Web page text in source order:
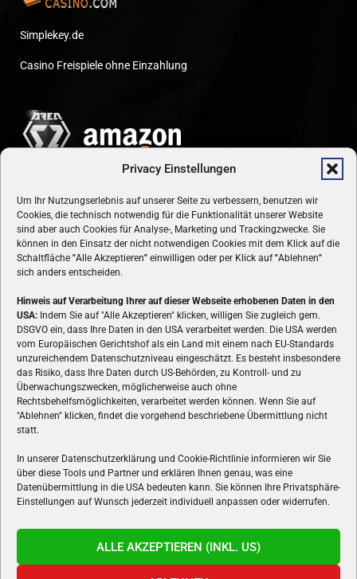
Privacy Einstellungen
Um Ihr Nutzungserlebnis auf unserer Seite zu verbessern, benutzen wir
Cookies, die technisch notwendig für die Funktionalität unserer Website
sind aber auch Cookies für Analyse-, Marketing und Trackingzwecke. Sie
können in den Einsatz der nicht notwendigen Cookies mit dem Klick auf die
Schaltfläche "Alle Akzeptieren" einwilligen oder per Klick auf"Ablehnen"
sich anders entscheiden.
Hinweis auf Verarbeitung Ihrer auf dieser Webseite erhobenen Daten in den
USA: Indem Sie auf "Alle Akzeptieren" klicken, willigen Sie zugleich gem.
DSGVO ein, dass Ihre Daten in den USA verarbeitet werden. Die USA werden
vom Europäischen Gerichtshof als ein Land mit einem nach EU-Standards
unzureichendem Datenschutzniveau eingeschätzt. Es besteht insbesondere
das Risiko, dass Ihre Daten durch US-Behörden, zu Kontroll- und zu
Überwachungszwecken, möglicherweise auch ohne
Rechtsbehelfsmöglichkeiten, verarbeitet werden können. Wenn Sie auf
"Ablehnen" klicken, findet die vorgehend beschriebene Übermittlung nicht
statt.
In unserer Datenschutzerklärung und Cookie-Richtlinie informieren wir Sie
über diese Tools und Partner und erklären Ihnen genau, was eine
Datenübermittlung in die USA bedeuten kann. Sie können Ihre Privatsphäre-
Einstellungen auf Wunsch jederzeit individuell anpassen oder widerrufen.
ALLE AKZEPTIEREN (INKL. US)
Simplekey.de
Casino Freispiele ohne Einzahlung
ÜBER UNS
VON GAMERN, FÜR GAMER! Gamers.at ist das älteste Online-
Spielemagazin Österreichs und bringt täglich aktuelle News,
Reviews und Videos zu PC- und Konsolenspielen, Gaming-
Hardware und aus der Welt des e-Sport's.
FOLGE UNS